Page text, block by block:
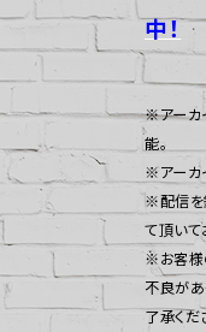
中！
※アーカ
能。
※アーカ
※配信を
て頂いて
※お客様
不良が
了承くだ